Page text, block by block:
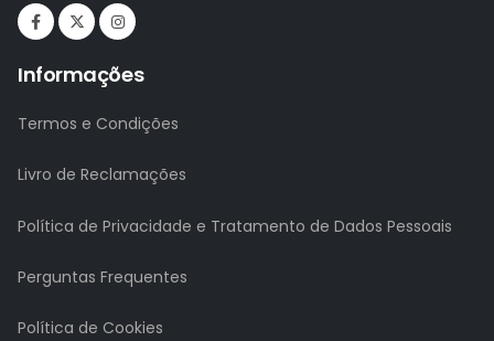
Informações
Termos e Condições
Livro de Reclamações
Política de Privacidade e Tratamento de Dados Pessoais
Perguntas Frequentes
Política de Cookies